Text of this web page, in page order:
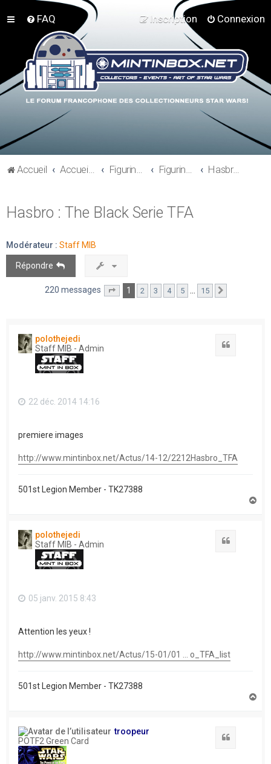
FAQ Connexion
Inscription
Accueil Accueil du forum Figurines 3"3/4, Playsets, Vaisseaux,… Figurines Actuelles Hasbro - Star Wars The Force Awakens
Hasbro : The Black Serie TFA
Modérateur : Staff MIB
Répondre
220 messages Page sur15
1 2 3 4 5 … 15
polothejedi
Staff MIB - Admin
22 déc. 2014 14:16
premiere images
http://www.mintinbox.net/Actus/14-12/2212Hasbro_TFA
501st Legion Member - TK27388
polothejedi
Staff MIB - Admin
05 janv. 2015 8:43
Attention les yeux !
http://www.mintinbox.net/Actus/15-01/01 ... o_TFA_list
501st Legion Member - TK27388
troopeur
POTF2 Green Card